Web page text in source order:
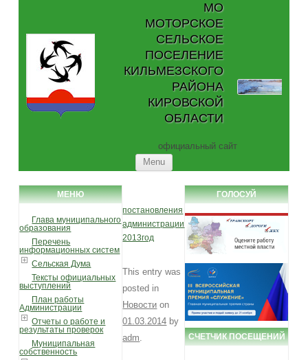
МО
МОТОРСКОЕ
СЕЛЬСКОЕ
ПОСЕЛЕНИЕ
КИЛЬМЕЗСКОГО
РАЙОНА
КИРОВСКОЙ
ОБЛАСТИ
официальный сайт
Menu
МЕНЮ
Глава муниципального
образования
Перечень
информационных систем
Сельская Дума
Тексты официальных
выступлений
План работы
Администрации
Отчеты о работе и
результаты проверок
Муниципальная
собственность
постановления
администрации
2013год
This entry was
posted in
Новости on
01.03.2014 by
adm
ГОЛОСУЙ
СЧЕТЧИК ПОСЕЩЕНИЙ